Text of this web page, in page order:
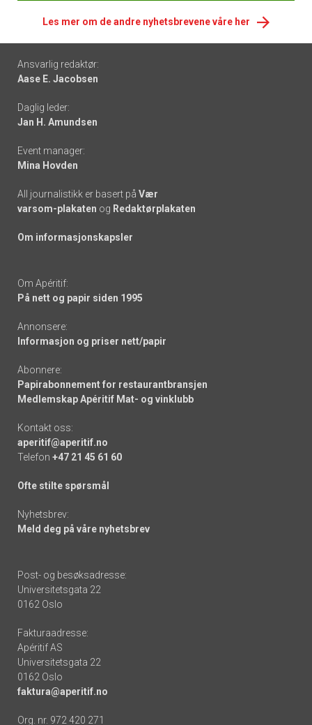
Les mer om de andre nyhetsbrevene våre her
Footer
-
links
Ansvarlig redaktør:
Aase E. Jacobsen
Daglig leder:
Jan H. Amundsen
Event manager:
Mina Hovden
All journalistikk er basert på Vær
varsom-plakaten og Redaktørplakaten
Om informasjonskapsler
Om Apéritif:
På nett og papir siden 1995
Annonsere:
Informasjon og priser nett/papir
Abonnere:
Papirabonnement for restaurantbransjen
Medlemskap Apéritif Mat- og vinklubb
Kontakt oss:
aperitif@aperitif.no
Telefon +47 21 45 61 60
Ofte stilte spørsmål
Nyhetsbrev:
Meld deg på våre nyhetsbrev
Post- og besøksadresse:
Universitetsgata 22
0162 Oslo
Fakturaadresse:
Apéritif AS
Universitetsgata 22
0162 Oslo
faktura@aperitif.no
Org. nr. 972 420 271